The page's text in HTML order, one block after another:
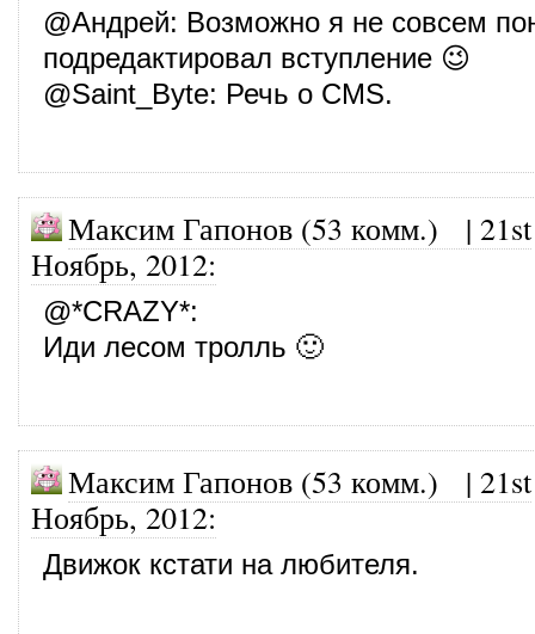
@Андрей: Возможно я не совсем
подредактировал вступление 😉
@Saint_Byte: Речь о CMS.
Максим Гапонов (53 комм.) | 21st
Ноябрь, 2012:
@*CRAZY*:
Иди лесом тролль 🙂
Максим Гапонов (53 комм.) | 21st
Ноябрь, 2012:
Движок кстати на любителя.